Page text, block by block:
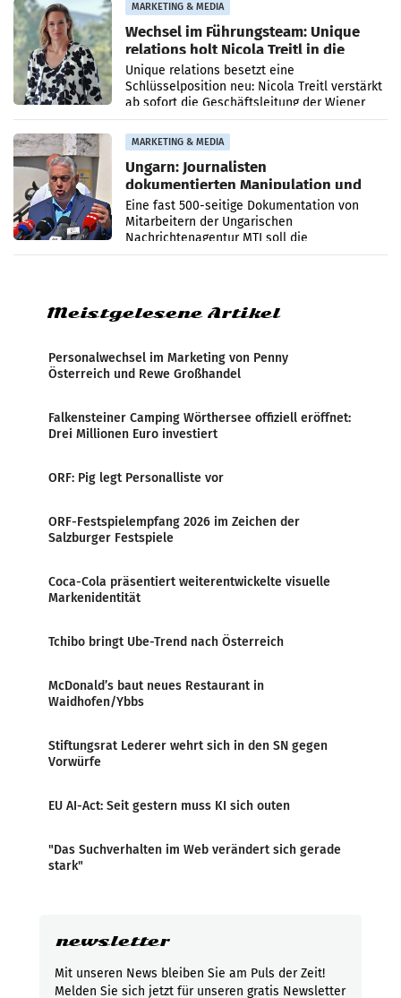
MARKETING & MEDIA
Wechsel im Führungsteam: Unique
relations holt Nicola Treitl in die
Geschäftsleitung
Unique relations besetzt eine
Schlüsselposition neu: Nicola Treitl verstärkt
ab sofort die Geschäftsleitung der Wiener
PR-Agentur an der Seite von Josef Kalina und
Anna Kalina-Mahr.
MARKETING & MEDIA
Ungarn: Journalisten
dokumentierten Manipulation und
Zensur
Eine fast 500-seitige Dokumentation von
Mitarbeitern der Ungarischen
Nachrichtenagentur MTI soll die
systematische Nachrichten-Manipulation und
Meistgelesene Artikel
Personalwechsel im Marketing von Penny
Österreich und Rewe Großhandel
Falkensteiner Camping Wörthersee offiziell eröffnet:
Drei Millionen Euro investiert
ORF: Pig legt Personalliste vor
ORF-Festspielempfang 2026 im Zeichen der
Salzburger Festspiele
Coca-Cola präsentiert weiterentwickelte visuelle
Markenidentität
Tchibo bringt Ube-Trend nach Österreich
McDonald’s baut neues Restaurant in
Waidhofen/Ybbs
Stiftungsrat Lederer wehrt sich in den SN gegen
Vorwürfe
EU AI-Act: Seit gestern muss KI sich outen
"Das Suchverhalten im Web verändert sich gerade
stark"
newsletter
Mit unseren News bleiben Sie am Puls der Zeit!
Melden Sie sich jetzt für unseren gratis Newsletter